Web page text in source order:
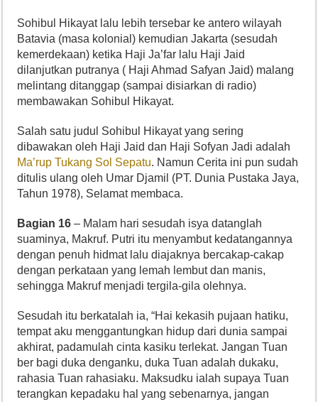
Sohibul Hikayat lalu lebih tersebar ke antero wilayah
Batavia (masa kolonial) kemudian Jakarta (sesudah
kemerdekaan) ketika Haji Ja’far lalu Haji Jaid
dilanjutkan putranya ( Haji Ahmad Safyan Jaid) malang
melintang ditanggap (sampai disiarkan di radio)
membawakan Sohibul Hikayat.
Salah satu judul Sohibul Hikayat yang sering
dibawakan oleh Haji Jaid dan Haji Sofyan Jadi adalah
Ma’rup Tukang Sol Sepatu. Namun Cerita ini pun sudah
ditulis ulang oleh Umar Djamil (PT. Dunia Pustaka Jaya,
Tahun 1978), Selamat membaca.
Bagian 16 – Malam hari sesudah isya datanglah
suaminya, Makruf. Putri itu menyambut kedatangannya
dengan penuh hidmat lalu diajaknya bercakap-cakap
dengan perkataan yang lemah lembut dan manis,
sehingga Makruf menjadi tergila-gila olehnya.
Sesudah itu berkatalah ia, “Hai kekasih pujaan hatiku,
tempat aku menggantungkan hidup dari dunia sampai
akhirat, padamulah cinta kasiku terlekat. Jangan Tuan
ber bagi duka denganku, duka Tuan adalah dukaku,
rahasia Tuan rahasiaku. Maksudku ialah supaya Tuan
terangkan kepadaku hal yang sebenarnya, jangan